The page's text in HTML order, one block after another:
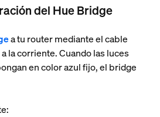
del Hue Bridge
a tu router mediante el cable
la corriente. Cuando las luces
en color azul fijo, el bridge